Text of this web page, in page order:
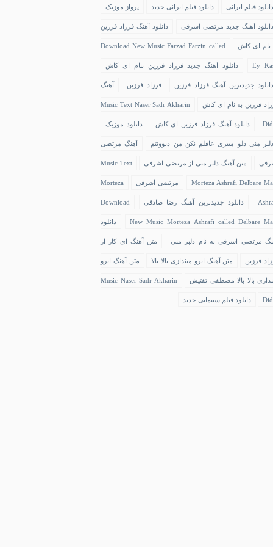
دانلود فیلم ایرانی دانلود فیلم ایرانی جدید پرواز موزیک
دانلود آهنگ جدید مرتضی اشرفی دانلود آهنگ فرزاد فرزین
نام ای کاش Download New Music Farzad Farzin called
Ey دانلود آهنگ جدید فرزاد فرزین بنام ای کاش
دانلود جدیدترین آهنگ فرزاد فرزین فرزاد فرزین آهنگ
فرزین به نام ای کاش Music Text Naser Sadr Akharin
دانلود آهنگ فرزاد فرزین ای کاش دانلود موزیک
دلبر منی دلو میبری عاقلم نکن من دیوونتم آهنگ مرتضی
متن آهنگ دلبر منی از مرتضی اشرفی Music Text
Morteza Ashrafi Delbare مرتضی اشرفی Morteza
دانلود جدیدترین آهنگ رضا صادقی Download
New Music Morteza Ashrafi called Delbare دانلود
مرتضی اشرفی به نام دلبر منی متن آهنگ ای کاز از
فرزین متن آهنگ ابرو میندازی بالا بالا متن آهنگ ابرو
بالا بالا مصطفی تفتیش Music Naser Sadr Akharin
دانلود فیلم سینمایی جدید